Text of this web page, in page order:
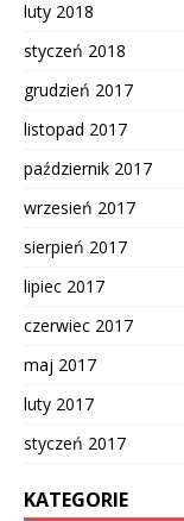
luty 2018
styczeń 2018
grudzień 2017
listopad 2017
październik 2017
wrzesień 2017
sierpień 2017
lipiec 2017
czerwiec 2017
maj 2017
luty 2017
styczeń 2017
KATEGORIE